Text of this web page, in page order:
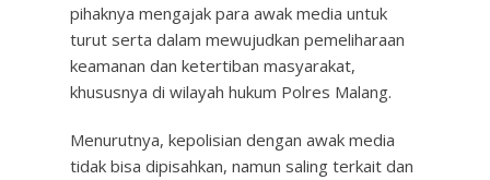
pihaknya mengajak para awak media untuk
turut serta dalam mewujudkan pemeliharaan
keamanan dan ketertiban masyarakat,
khususnya di wilayah hukum Polres Malang.
Menurutnya, kepolisian dengan awak media
tidak bisa dipisahkan, namun saling terkait dan